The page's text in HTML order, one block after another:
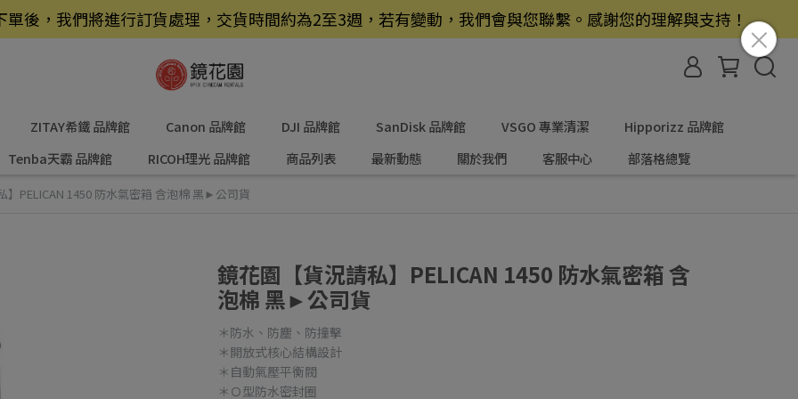
後，我們將進行訂貨處理，交貨時間約為2至3週，若有變動，我們會與您聯繫。感謝您的理解與支持！
ZITAY希鐵 品牌館 Canon 品牌館 DJI 品牌館 SanDisk 品牌館 VSGO 專業清潔
Hipporizz 品牌館
Tenba天霸 品牌館
RICOH理光 品牌館 商品列表 最新動態 關於我們 客服中心 部落格總覽
】PELICAN 1450 防水氣密箱 含泡棉 黑►公司貨
鏡花園【貨況請私】PELICAN 1450 防水氣密箱 含
泡棉 黑►公司貨
＊防水、防塵、防撞擊
＊開放式核心結構設計
＊自動氣壓平衡閥
＊Ｏ型防水密封圈